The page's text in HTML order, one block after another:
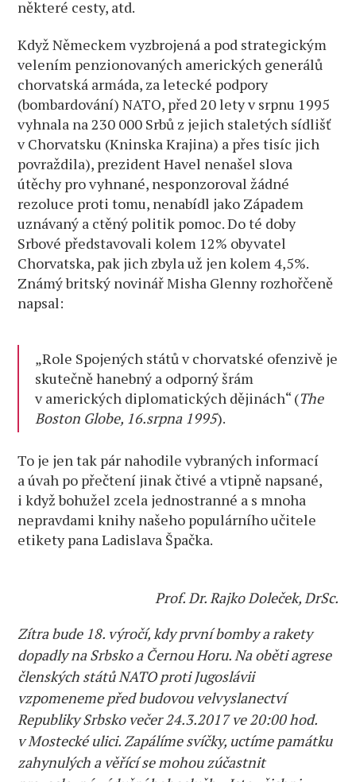
některé cesty, atd.
Když Německem vyzbrojená a pod strategickým
velením penzionovaných amerických generálů
chorvatská armáda, za letecké podpory
(bombardování) NATO, před 20 lety v srpnu 1995
vyhnala na 230 000 Srbů z jejich staletých sídlišť
v Chorvatsku (Kninska Krajina) a přes tisíc jich
povraždila), prezident Havel nenašel slova
útěchy pro vyhnané, nesponzoroval žádné
rezoluce proti tomu, nenabídl jako Západem
uznávaný a ctěný politik pomoc. Do té doby
Srbové představovali kolem 12% obyvatel
Chorvatska, pak jich zbyla už jen kolem 4,5%.
Známý britský novinář Misha Glenny rozhořčeně
napsal:
„Role Spojených států v chorvatské ofenzivě je
skutečně hanebný a odporný šrám
v amerických diplomatických dějinách“ (The
Boston Globe, 16.srpna 1995).
To je jen tak pár nahodile vybraných informací
a úvah po přečtení jinak čtivé a vtipně napsané,
i když bohužel zcela jednostranné a s mnoha
nepravdami knihy našeho populárního učitele
etikety pana Ladislava Špačka.
Prof. Dr. Rajko Doleček, DrSc.
Zítra bude 18. výročí, kdy první bomby a rakety
dopadly na Srbsko a Černou Horu. Na oběti agrese
členských států NATO proti Jugoslávii
vzpomeneme před budovou velvyslanectví
Republiky Srbsko večer 24.3.2017 ve 20:00 hod.
v Mostecké ulici. Zapálíme svíčky, uctíme památku
zahynulých a věřící se mohou zúčastnit